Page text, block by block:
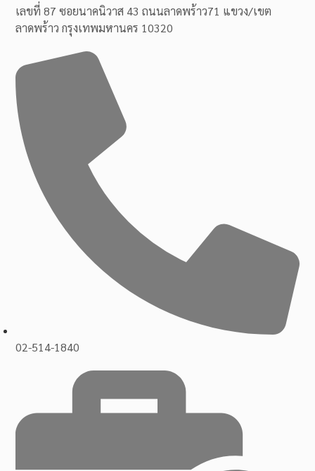
เลขที่ 87 ซอยนาคนิวาส 43 ถนนลาดพร้าว71 แขวง/เขต
ลาดพร้าว กรุงเทพมหานคร 10320
02-514-1840